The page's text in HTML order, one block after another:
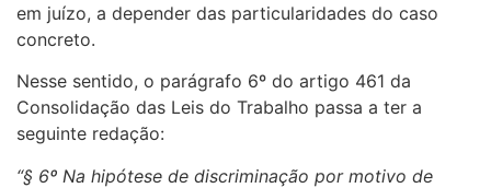
em juízo, a depender das particularidades do caso
concreto.
Nesse sentido, o parágrafo 6º do artigo 461 da
Consolidação das Leis do Trabalho passa a ter a
seguinte redação:
“§ 6º Na hipótese de discriminação por motivo de